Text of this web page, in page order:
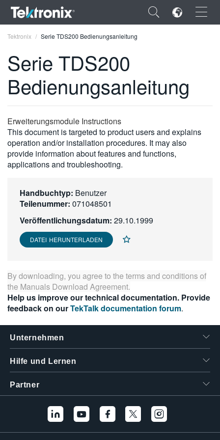
×
ENGLISH
DEUTSCH
VIỆT NAM
日本語
繁體中文
Tektronix Serie TDS200 Bedienungsanleitung
Serie TDS200
Bedienungsanleitung
Erweiterungsmodule Instructions
This document is targeted to product users and explains
operation and/or installation procedures. It may also
provide information about features and functions,
applications and troubleshooting.
Handbuchtyp: Benutzer
Teilenummer: 071048501
Veröffentlichungsdatum: 29.10.1999
DATEI HERUNTERLADEN
By downloading, you agree to the terms and conditions of
the Manuals Download Agreement.
Help us improve our technical documentation. Provide
feedback on ourTekTalk documentation forum.
Unternehmen
Hilfe und Lernen
Partner